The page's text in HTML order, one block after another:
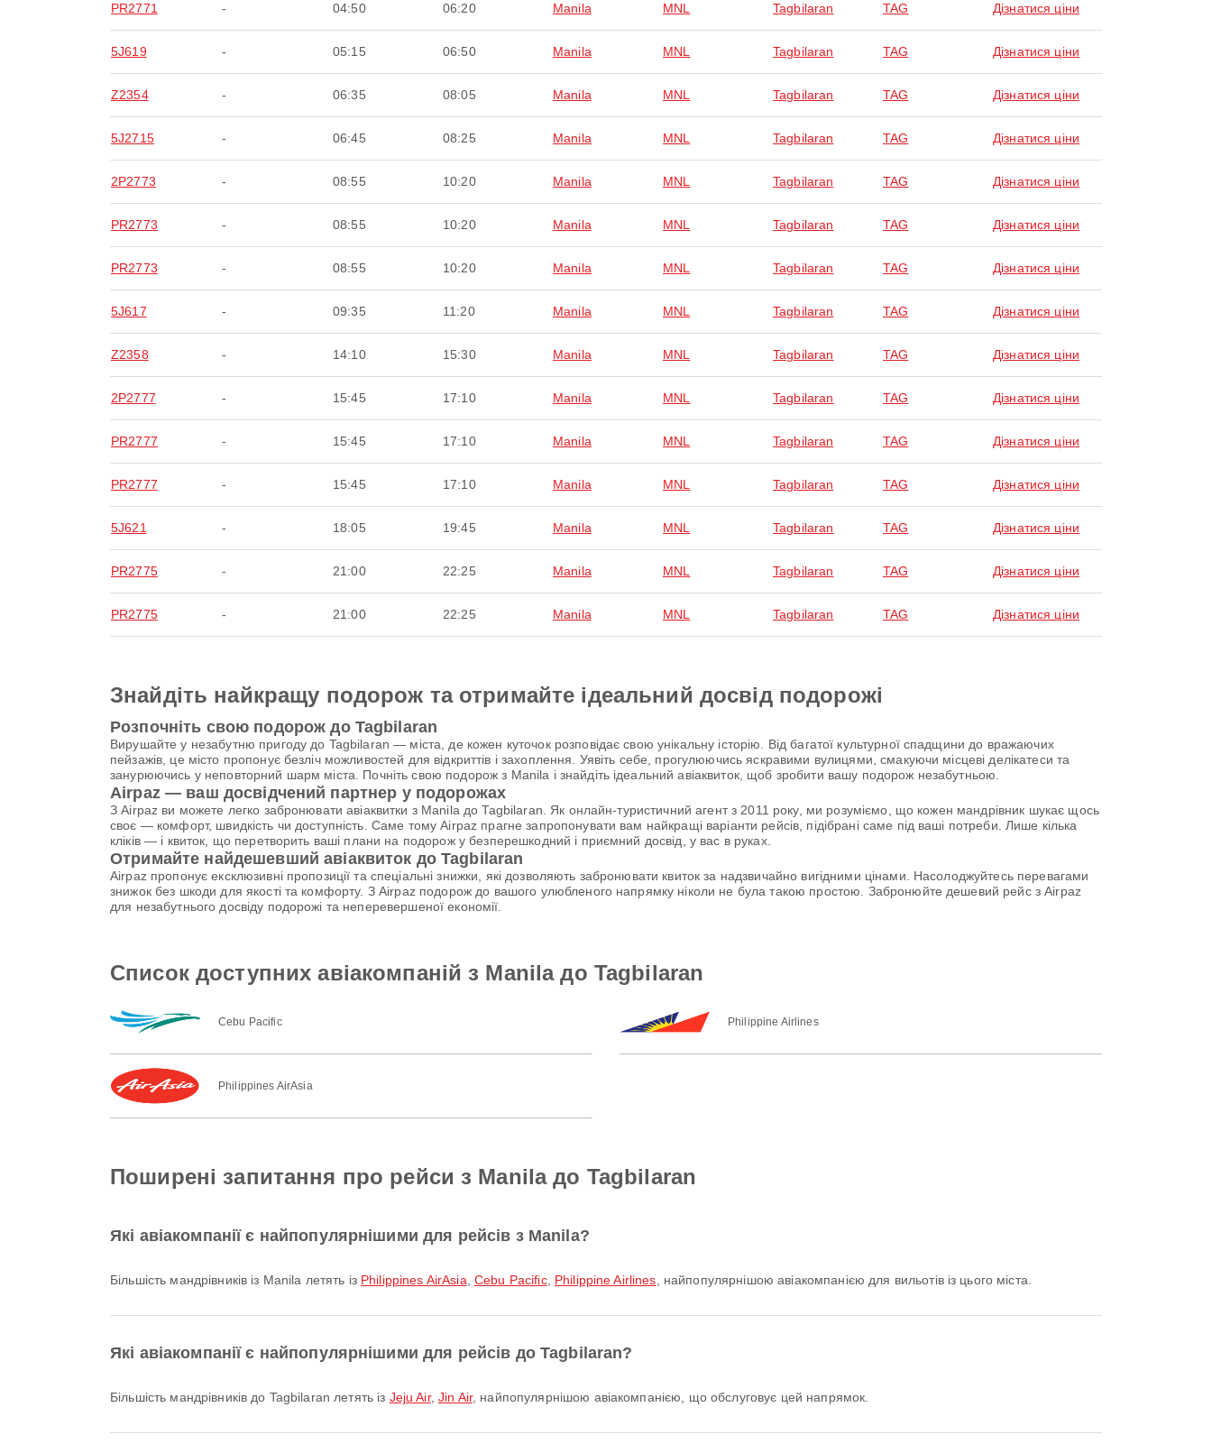
PR2771 - 04:50 06:20 Manila MNL Tagbilaran TAG Дізнатися ціни
5J619 - 05:15 06:50 Manila MNL Tagbilaran TAG Дізнатися ціни
Z2354 - 06:35 08:05 Manila MNL Tagbilaran TAG Дізнатися ціни
5J2715 - 06:45 08:25 Manila MNL Tagbilaran TAG Дізнатися ціни
2P2773 - 08:55 10:20 Manila MNL Tagbilaran TAG Дізнатися ціни
PR2773 - 08:55 10:20 Manila MNL Tagbilaran TAG Дізнатися ціни
PR2773 - 08:55 10:20 Manila MNL Tagbilaran TAG Дізнатися ціни
5J617 - 09:35 11:20 Manila MNL Tagbilaran TAG Дізнатися ціни
Z2358 - 14:10 15:30 Manila MNL Tagbilaran TAG Дізнатися ціни
2P2777 - 15:45 17:10 Manila MNL Tagbilaran TAG Дізнатися ціни
PR2777 - 15:45 17:10 Manila MNL Tagbilaran TAG Дізнатися ціни
PR2777 - 15:45 17:10 Manila MNL Tagbilaran TAG Дізнатися ціни
5J621 - 18:05 19:45 Manila MNL Tagbilaran TAG Дізнатися ціни
PR2775 - 21:00 22:25 Manila MNL Tagbilaran TAG Дізнатися ціни
PR2775 - 21:00 22:25 Manila MNL Tagbilaran TAG Дізнатися ціни
Знайдіть найкращу подорож та отримайте ідеальний досвід подорожі
Розпочніть свою подорож до Tagbilaran
Вирушайте у незабутню пригоду до Tagbilaran — міста, де кожен куточок розповідає свою унікальну історію. Від багатої культурної спадщини до вражаючих
пейзажів, це місто пропонує безліч можливостей для відкриттів і захоплення. Уявіть себе, прогулюючись яскравими вулицями, смакуючи місцеві делікатеси та
занурюючись у неповторний шарм міста. Почніть свою подорож з Manila і знайдіть ідеальний авіаквиток, щоб зробити вашу подорож незабутньою.
Airpaz — ваш досвідчений партнер у подорожах
З Airpaz ви можете легко забронювати авіаквитки з Manila до Tagbilaran. Як онлайн-туристичний агент з 2011 року, ми розуміємо, що кожен мандрівник шукає щось
своє — комфорт, швидкість чи доступність. Саме тому Airpaz прагне запропонувати вам найкращі варіанти рейсів, підібрані саме під ваші потреби. Лише кілька
кліків — і квиток, що перетворить ваші плани на подорож у безперешкодний і приємний досвід, у вас в руках.
Отримайте найдешевший авіаквиток до Tagbilaran
Airpaz пропонує ексклюзивні пропозиції та спеціальні знижки, які дозволяють забронювати квиток за надзвичайно вигідними цінами. Насолоджуйтесь перевагами
знижок без шкоди для якості та комфорту. З Airpaz подорож до вашого улюбленого напрямку ніколи не була такою простою. Забронюйте дешевий рейс з Airpaz
для незабутнього досвіду подорожі та неперевершеної економії.
Список доступних авіакомпаній з Manila до Tagbilaran
Cebu Pacific Philippine Airlines
Philippines AirAsia
Поширені запитання про рейси з Manila до Tagbilaran
Які авіакомпанії є найпопулярнішими для рейсів з Manila?
Більшість мандрівників із Manila летять із Philippines AirAsia Cebu Pacific, Philippine Airlines , найпопулярнішою авіакомпанією для вильотів із цього міста.
Які авіакомпанії є найпопулярнішими для рейсів до Tagbilaran?
Більшість мандрівників до Tagbilaran летять із Jeju Air, Jin Air, найпопулярнішою авіакомпанією, що обслуговує цей напрямок.